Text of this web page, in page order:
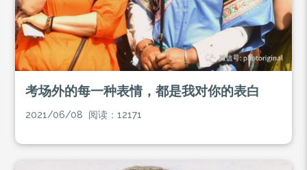
考场外的每一种表情，都是我对你的表白
2021/06/08 阅读：12171